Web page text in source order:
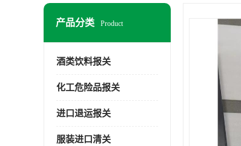
产品分类 Product
酒类饮料报关
化工危险品报关
进口退运报关
服装进口清关